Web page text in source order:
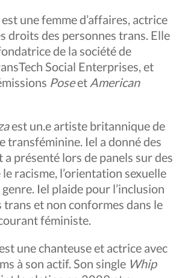
est une femme d’affaires, actrice
droits des personnes trans. Elle
de la société de
Social Enterprises, et
Poseet American
est un.e artiste britannique de
transféminine. Iel a donné des
a présenté lors de panels sur des
racisme, l’orientation sexuelle
Iel plaide pour l’inclusion
trans et non conformes dans le
féministe.
une chanteuse et actrice avec
à son actif. Son single Whip